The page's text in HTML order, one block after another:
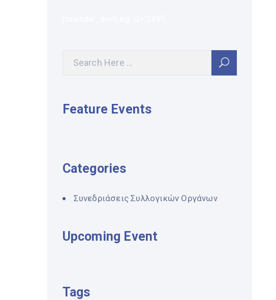
Feature Events
Categories
Συνεδριάσεις Συλλογικών Οργάνων
Upcoming Event
Tags